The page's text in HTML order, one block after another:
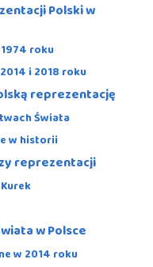
Polski w
roku
i 2018 roku
reprezentację
Świata
w historii
reprezentacji
w Polsce
w 2014 roku